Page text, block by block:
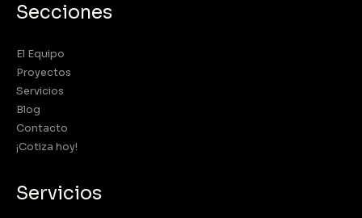
Secciones
El Equipo
Proyectos
Servicios
Blog
Contacto
¡Cotiza hoy!
Servicios